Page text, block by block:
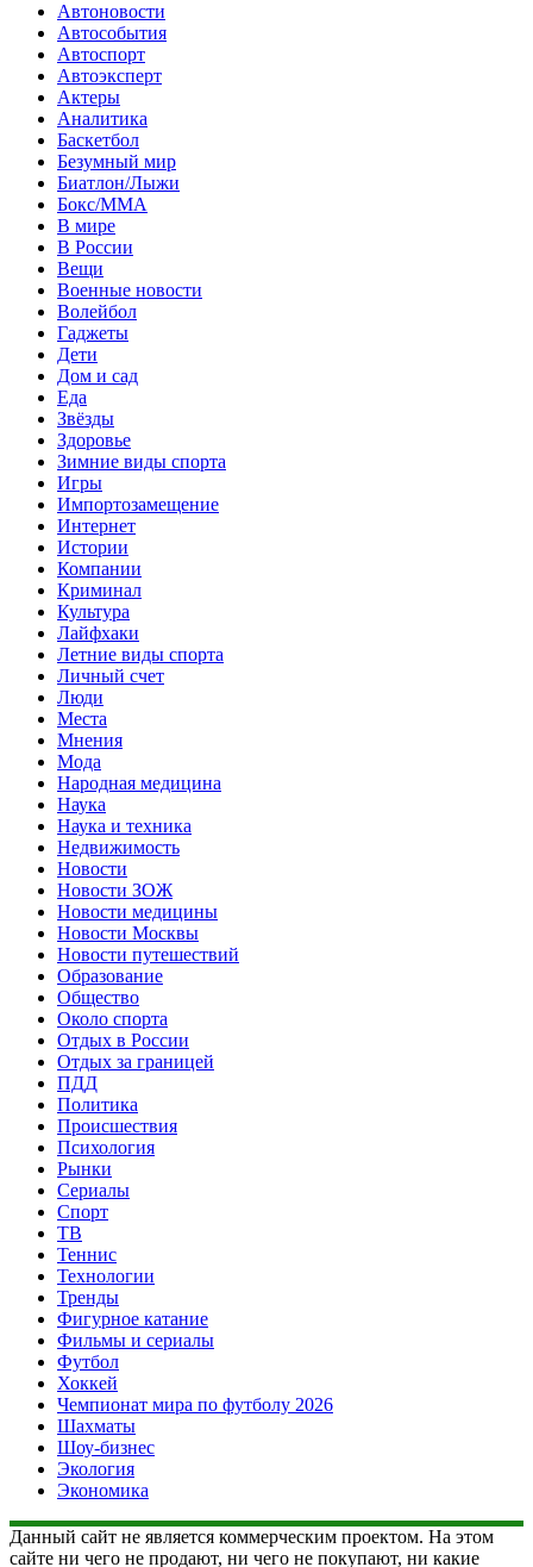
Автоновости
Автособытия
Автоспорт
Автоэксперт
Актеры
Аналитика
Баскетбол
Безумный мир
Биатлон/Лыжи
Бокс/MMA
В мире
В России
Вещи
Военные новости
Волейбол
Гаджеты
Дети
Дом и сад
Еда
Звёзды
Здоровье
Зимние виды спорта
Игры
Импортозамещение
Интернет
Истории
Компании
Криминал
Культура
Лайфхаки
Летние виды спорта
Личный счет
Люди
Места
Мнения
Мода
Народная медицина
Наука
Наука и техника
Недвижимость
Новости
Новости ЗОЖ
Новости медицины
Новости Москвы
Новости путешествий
Образование
Общество
Около спорта
Отдых в России
Отдых за границей
ПДД
Политика
Происшествия
Психология
Рынки
Сериалы
Спорт
ТВ
Теннис
Технологии
Тренды
Фигурное катание
Фильмы и сериалы
Футбол
Хоккей
Чемпионат мира по футболу 2026
Шахматы
Шоу-бизнес
Экология
Экономика
Данный сайт не является коммерческим проектом. На этом
сайте ни чего не продают, ни чего не покупают, ни какие